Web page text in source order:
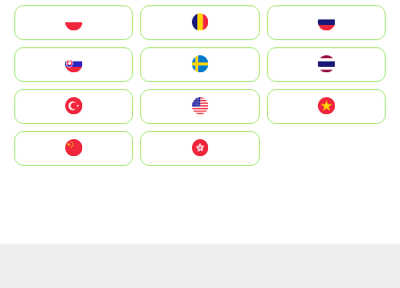
United States
中國香港特別行政區